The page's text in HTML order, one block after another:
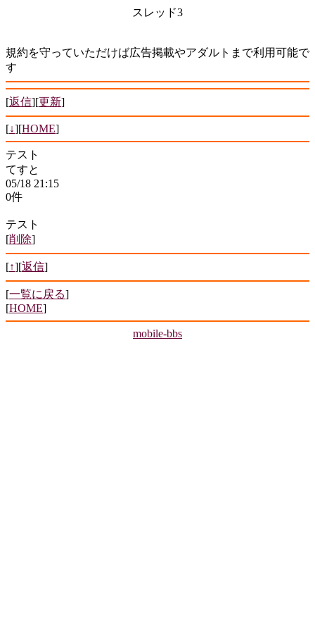
スレッド3
規約を守っていただけば広告掲載やアダルトまで利用可能で
す
[返信][更新]
[↓][HOME]
テスト
てすと
05/18 21:15
0件
テスト
[削除]
[↑][返信]
[一覧に戻る]
[HOME]
mobile-bbs